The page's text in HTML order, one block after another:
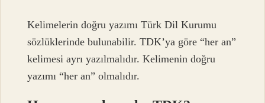
Kelimelerin doğru yazımı Türk Dil Kurumu
sözlüklerinde bulunabilir. TDK’ya göre “her an”
kelimesi ayrı yazılmalıdır. Kelimenin doğru
yazımı “her an” olmalıdır.